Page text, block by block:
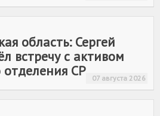
область: Сергей
встречу с активом
отделения СР
07 августа 2026